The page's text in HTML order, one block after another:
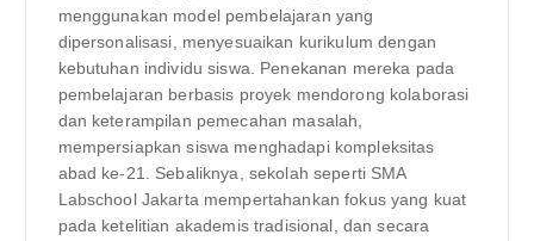
menggunakan model pembelajaran yang
dipersonalisasi, menyesuaikan kurikulum dengan
kebutuhan individu siswa. Penekanan mereka pada
pembelajaran berbasis proyek mendorong kolaborasi
dan keterampilan pemecahan masalah,
mempersiapkan siswa menghadapi kompleksitas
abad ke-21. Sebaliknya, sekolah seperti SMA
Labschool Jakarta mempertahankan fokus yang kuat
pada ketelitian akademis tradisional, dan secara